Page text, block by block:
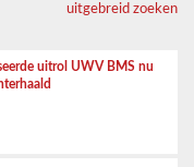
uitgebreid zoeken
uitrol UWV BMS nu